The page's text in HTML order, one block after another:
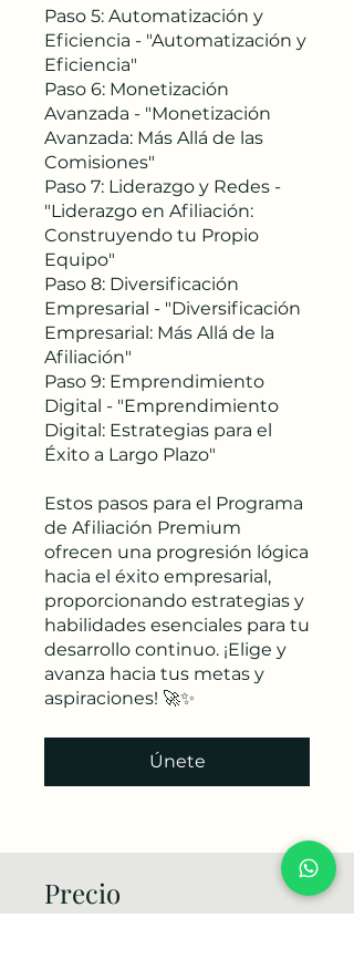
Paso 5: Automatización y
Eficiencia - "Automatización y
Eficiencia"
Paso 6: Monetización
Avanzada - "Monetización
Avanzada: Más Allá de las
Comisiones"
Paso 7: Liderazgo y Redes -
"Liderazgo en Afiliación:
Construyendo tu Propio
Equipo"
Paso 8: Diversificación
Empresarial - "Diversificación
Empresarial: Más Allá de la
Afiliación"
Paso 9: Emprendimiento
Digital - "Emprendimiento
Digital: Estrategias para el
Éxito a Largo Plazo"
Estos pasos para el Programa
de Afiliación Premium
ofrecen una progresión lógica
hacia el éxito empresarial,
proporcionando estrategias y
habilidades esenciales para tu
desarrollo continuo. ¡Elige y
avanza hacia tus metas y
aspiraciones! 🚀✨
Únete
Precio